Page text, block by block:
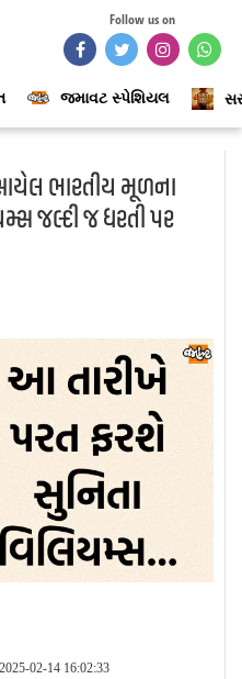
Follow us on
જમાવટ સ્પેશિયલ
ભારતીય મૂળના
જલ્દી જ ધરતી પર
2025-02-14 16:02:33